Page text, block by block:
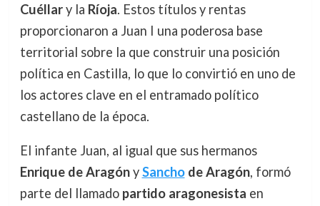
Cuéllary la Ríoja. Estos títulos y rentas
proporcionaron a Juan I una poderosa base
territorial sobre la que construir una posición
política en Castilla, lo que lo convirtió en uno de
los actores clave en el entramado político
castellano de la época.
El infante Juan, al igual que sus hermanos
Enrique de AragónySanchode Aragón, formó
parte del llamado partido aragonesista en